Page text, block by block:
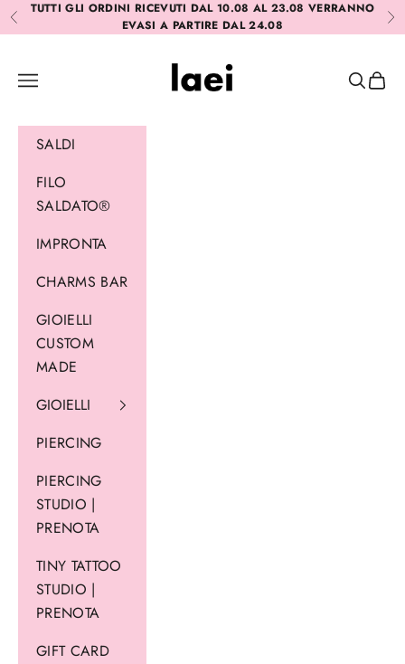
Vai al contenuto
Precedente
TUTTI GLI ORDINI RICEVUTI DAL 10.08 AL 23.08 VERRANNO
EVASI A PARTIRE DAL 24.08
Laei
Menù
Cerca
SALDI
FILO
SALDATO®
IMPRONTA
CHARMS BAR
GIOIELLI
CUSTOM
MADE
GIOIELLI
PIERCING
PIERCING
STUDIO |
PRENOTA
TINY TATTOO
STUDIO |
PRENOTA
GIFT CARD